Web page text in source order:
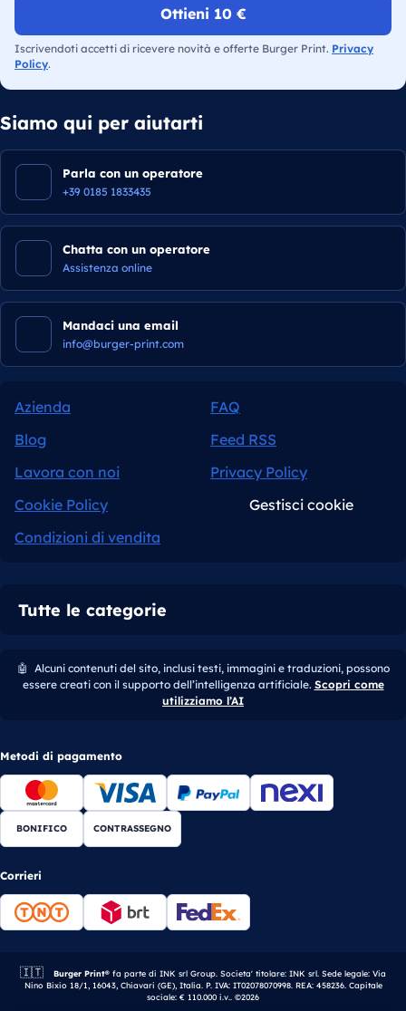
Ottieni 10 €
Iscrivendoti accetti di ricevere novità e offerte Burger Print. Privacy
Policy.
Siamo qui per aiutarti
Parla con un operatore
+39 0185 1833435
Chatta con un operatore
Assistenza online
Mandaci una email
info@burger-print.com
Azienda
FAQ
Blog
Feed RSS
Lavora con noi
Privacy Policy
Cookie Policy
Gestisci cookie
Condizioni di vendita
Tutte le categorie
🤖 Alcuni contenuti del sito, inclusi testi, immagini e traduzioni, possono
essere creati con il supporto dell’intelligenza artificiale. Scopri come
utilizziamo l’AI
Metodi di pagamento
BONIFICO CONTRASSEGNO
Corrieri
🇮🇹 Azienda italiana.
Burger Print® fa parte di INK srl Group. Societa' titolare: INK srl. Sede legale: Via
Nino Bixio 18/1, 16043, Chiavari (GE), Italia. P. IVA: IT02078070998. REA: 458236. Capitale
sociale: € 110.000 i.v.. ©2026